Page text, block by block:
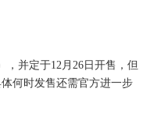
并定于12月26日开售，但
何时发售还需官方进一步